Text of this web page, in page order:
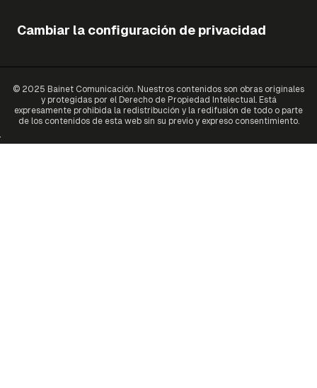
Cambiar la configuración de privacidad
© 2025 Bainet Comunicación. Nuestros contenidos son obras originales
y protegidas por el Derecho de Propiedad Intelectual. Está
expresamente prohibida la redistribución y la redifusión de todo o parte
de los contenidos de esta web sin su previo y expreso consentimiento.